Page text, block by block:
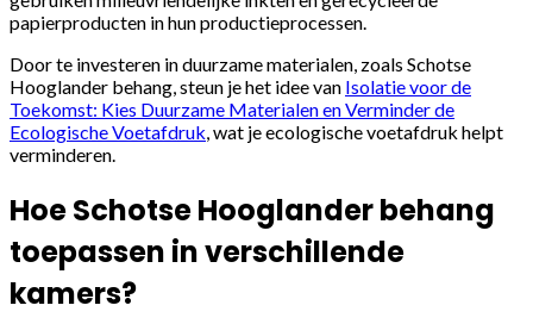
papierproducten in hun productieprocessen.
Door te investeren in duurzame materialen, zoals Schotse
Hooglander behang, steun je het idee van Isolatie voor de
Toekomst: Kies Duurzame Materialen en Verminder de
Ecologische Voetafdruk, wat je ecologische voetafdruk helpt
verminderen.
Hoe Schotse Hooglander behang
toepassen in verschillende
kamers?